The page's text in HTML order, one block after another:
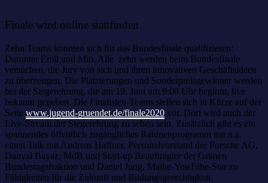
Finale wird online stattfinden
Zehn Teams konnten sich für das Bundesfinale qualifizieren:
Darunter Emil und Mio. Alle zehn werden beim Bundesfinale
versuchen, die Jury von sich und ihren innovativen Geschäftsideen
zu überzeugen. Die Platzierungen und Sonderpreisgewinner werden
bei der Siegerehrung, die am 19. Juni um 9:00 Uhr beginnt, live
bekannt gegeben. Die Finalisten-Teams stellen sich in Kürze auf der
Seite www.jugend-gruendet.de/finale2020 vor. Dort wird auch der
Live-Stream der Siegerehrung zu sehen sein. Zusätzlich gibt es ein
spannendes öffentlich zugängliches Rahmenprogramm mit u.a.
einen Talk mit Andreas Haffner, Personalvorstand der Porsche AG,
Danyal Bayaz, MdB und Start-up Beauftragter der Grünen
Bundestagsfraktion und Daniel Jung, Mathe-YouTube-Star zu
Fähigkeiten für die Zukunft und Bildungsgerechtigkeit.